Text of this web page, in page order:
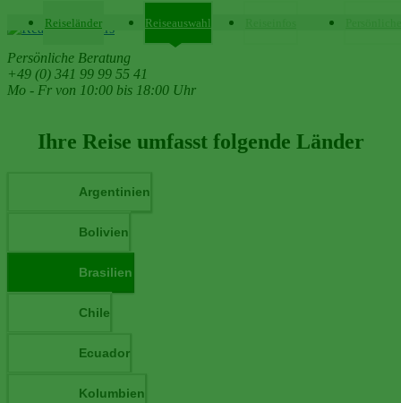
Persönliche Beratung
+49 (0) 341 99 99 55 41
Mo - Fr von 10:00 bis 18:00 Uhr
Reiseländer Reiseauswahl
Ihre Reise umfasst folgende Länder
Argentinien
Bolivien
Brasilien
Chile
Ecuador
Kolumbien